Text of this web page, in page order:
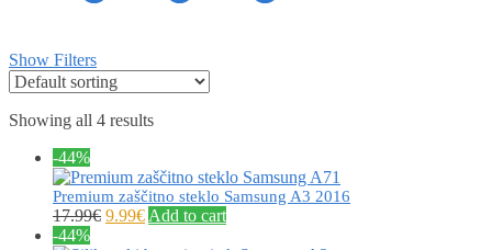
Show Filters
Showing all 4 results
-44%
Premium zaščitno steklo Samsung A3 2016
17.99€ 9.99€ Add to cart
-44%